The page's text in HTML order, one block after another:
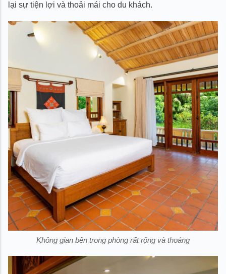
lại sự tiện lợi và thoải mái cho du khách.
Không gian bên trong phòng rất rộng và thoáng